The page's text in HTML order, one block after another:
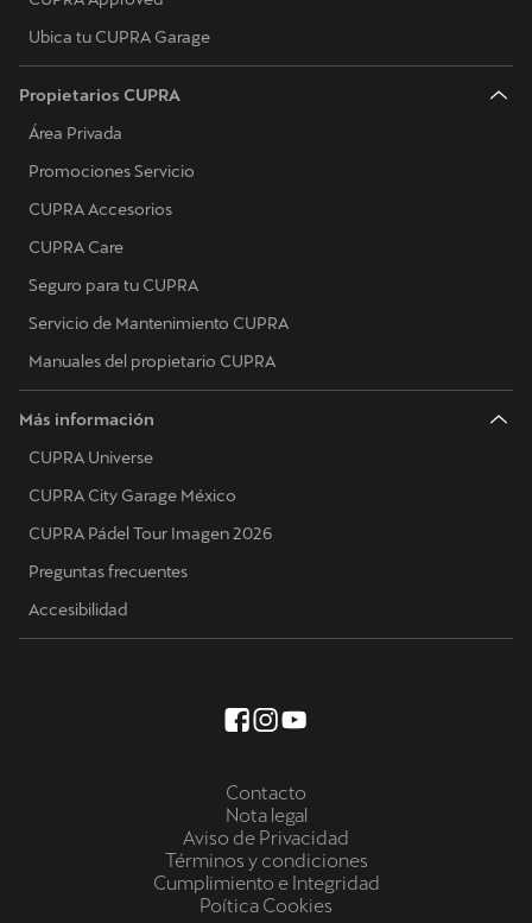
Ubica tu CUPRA Garage
Propietarios CUPRA
Área Privada
Promociones Servicio
CUPRA Accesorios
CUPRA Care
Seguro para tu CUPRA
Servicio de Mantenimiento CUPRA
Manuales del propietario CUPRA
Más información
CUPRA Universe
CUPRA City Garage México
CUPRA Pádel Tour Imagen 2026
Preguntas frecuentes
Accesibilidad
Contacto
Nota legal
Aviso de Privacidad
Términos y condiciones
Cumplimiento e Integridad
Poítica Cookies